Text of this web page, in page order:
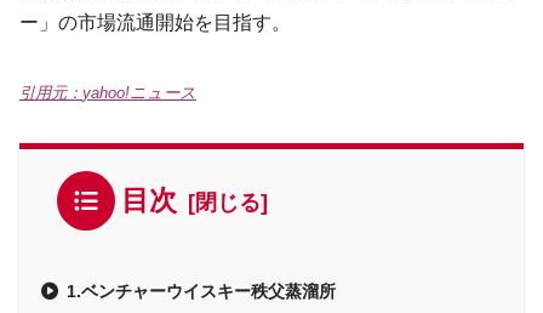
ー」の市場流通開始を目指す。
引用元： yahoo!ニュース
目次
1.ベンチャーウイスキー秩父蒸溜所